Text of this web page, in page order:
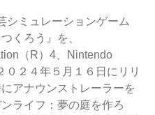
シミュレーションゲーム
くろう』を、
（R）4、Nintendo
２４年５月１６日にリリ
アナウンストレーラーを
ライフ：夢の庭を作ろ